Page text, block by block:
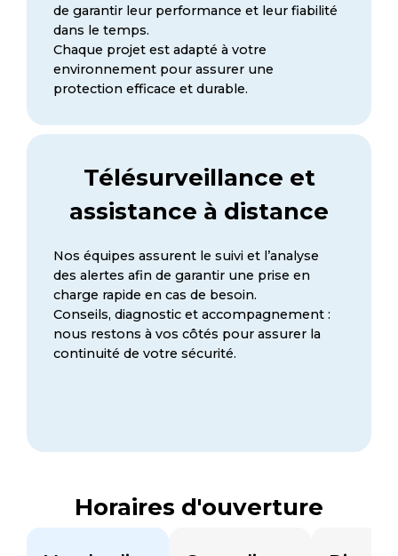
de garantir leur performance et leur fiabilité
dans le temps.
Chaque projet est adapté à votre
environnement pour assurer une
protection efficace et durable.
Télésurveillance et
assistance à distance
Nos équipes assurent le suivi et l’analyse
des alertes afin de garantir une prise en
charge rapide en cas de besoin.
Conseils, diagnostic et accompagnement :
nous restons à vos côtés pour assurer la
continuité de votre sécurité.
Horaires d'ouverture